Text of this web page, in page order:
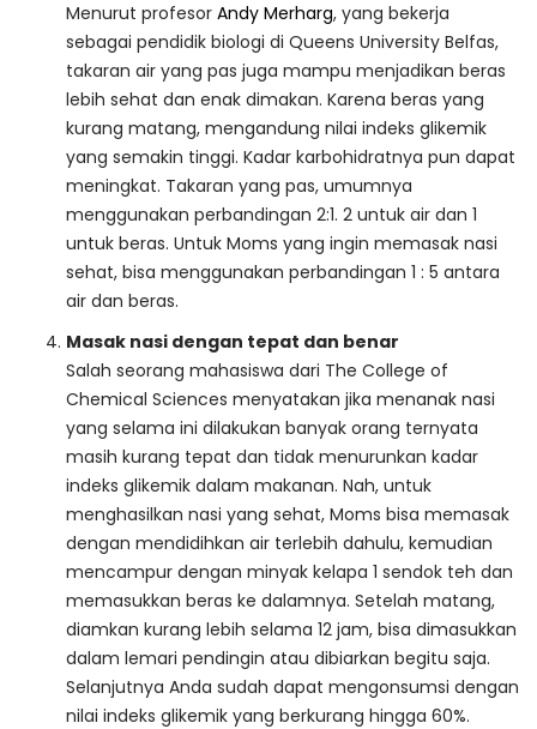
Menurut profesor Andy Merharg, yang bekerja
sebagai pendidik biologi di Queens University Belfas,
takaran air yang pas juga mampu menjadikan beras
lebih sehat dan enak dimakan. Karena beras yang
kurang matang, mengandung nilai indeks glikemik
yang semakin tinggi. Kadar karbohidratnya pun dapat
meningkat. Takaran yang pas, umumnya
menggunakan perbandingan 2:1. 2 untuk air dan 1
untuk beras. Untuk Moms yang ingin memasak nasi
sehat, bisa menggunakan perbandingan 1 : 5 antara
air dan beras.
Masak nasi dengan tepat dan benar
Salah seorang mahasiswa dari The College of
Chemical Sciences menyatakan jika menanak nasi
yang selama ini dilakukan banyak orang ternyata
masih kurang tepat dan tidak menurunkan kadar
indeks glikemik dalam makanan. Nah, untuk
menghasilkan nasi yang sehat, Moms bisa memasak
dengan mendidihkan air terlebih dahulu, kemudian
mencampur dengan minyak kelapa 1 sendok teh dan
memasukkan beras ke dalamnya. Setelah matang,
diamkan kurang lebih selama 12 jam, bisa dimasukkan
dalam lemari pendingin atau dibiarkan begitu saja.
Selanjutnya Anda sudah dapat mengonsumsi dengan
nilai indeks glikemik yang berkurang hingga 60%.